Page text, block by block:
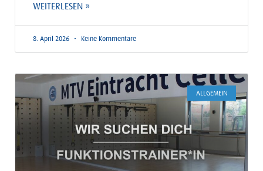
WEITERLESEN »
8. April 2026 Keine Kommentare
ALLGEMEIN